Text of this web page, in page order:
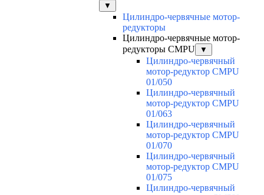
▼
Цилиндро-червячные мотор-
редукторы
Цилиндро-червячные мотор-
редукторы CMPU
▼
Цилиндро-червячный
мотор-редуктор CMPU
01/050
Цилиндро-червячный
мотор-редуктор CMPU
01/063
Цилиндро-червячный
мотор-редуктор CMPU
01/070
Цилиндро-червячный
мотор-редуктор CMPU
01/075
Цилиндро-червячный